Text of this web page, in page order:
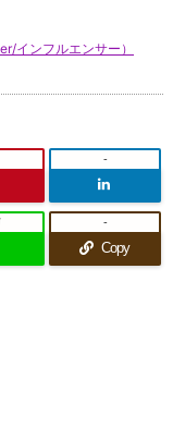
インフルエンサー）
-
Copy
-